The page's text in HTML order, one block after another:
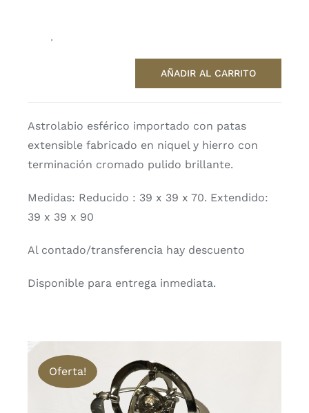
Oferta!
AÑADIR AL CARRITO
Astrolabio esférico importado con patas
extensible fabricado en niquel y hierro con
terminación cromado pulido brillante.
Medidas: Reducido : 39 x 39 x 70. Extendido:
39 x 39 x 90
Al contado/transferencia hay descuento
Disponible para entrega inmediata.